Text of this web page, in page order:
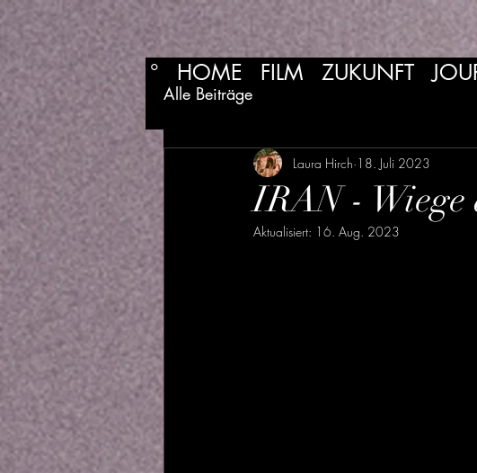
Alle Beiträge
IRAN -
Laura Hirch 18. Juli 2023
Aktualisiert: 16. Aug. 2023
° HOME FILM ZUKUNFT